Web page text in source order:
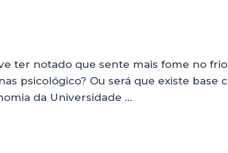
ter notado que sente mais fome no
psicológico? Ou será que existe base
da Universidade …